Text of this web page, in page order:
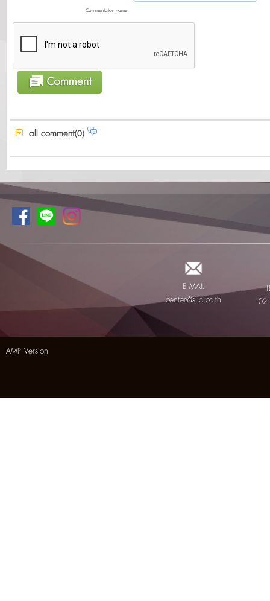
Commentator name
all comment(0)
E-MAIL
center@sila.co.th
AMP Version